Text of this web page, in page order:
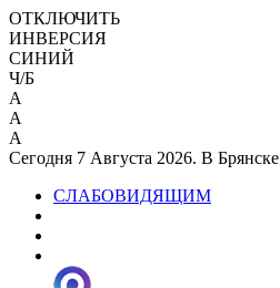
ОТКЛЮЧИТЬ
ИНВЕРСИЯ
СИНИЙ
Ч/Б
A
A
A
Сегодня 7 Августа 2026. В Брянске
СЛАБОВИДЯЩИМ